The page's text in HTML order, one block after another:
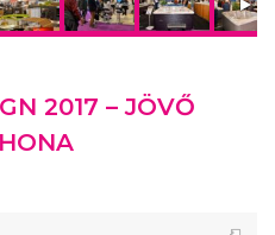
2017 – JÖVŐ